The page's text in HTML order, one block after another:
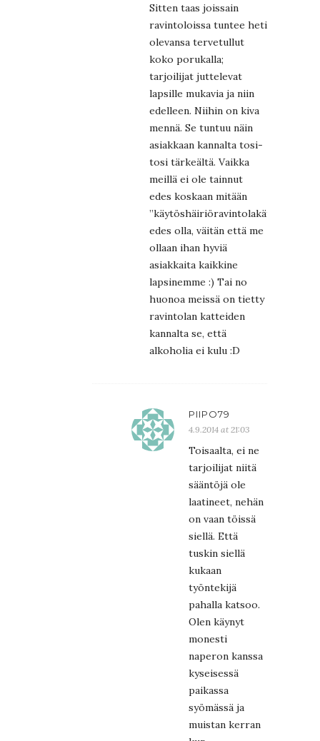
Sitten taas joissain
ravintoloissa tuntee heti
olevansa tervetullut
koko porukalla;
tarjoilijat juttelevat
lapsille mukavia ja niin
edelleen. Niihin on kiva
mennä. Se tuntuu näin
asiakkaan kannalta tosi-
tosi tärkeältä. Vaikka
meillä ei ole tainnut
edes koskaan mitään
”käytöshäiriöravintolakäyntejä”
edes olla, väitän että me
ollaan ihan hyviä
asiakkaita kaikkine
lapsinemme :) Tai no
huonoa meissä on tietty
ravintolan katteiden
kannalta se, että
alkoholia ei kulu :D
PIIPO79
4.9.2014 at 21:03
Toisaalta, ei ne
tarjoilijat niitä
sääntöjä ole
laatineet, nehän
on vaan töissä
siellä. Että
tuskin siellä
kukaan
työntekijä
pahalla katsoo.
Olen käynyt
monesti
naperon kanssa
kyseisessä
paikassa
syömässä ja
muistan kerran